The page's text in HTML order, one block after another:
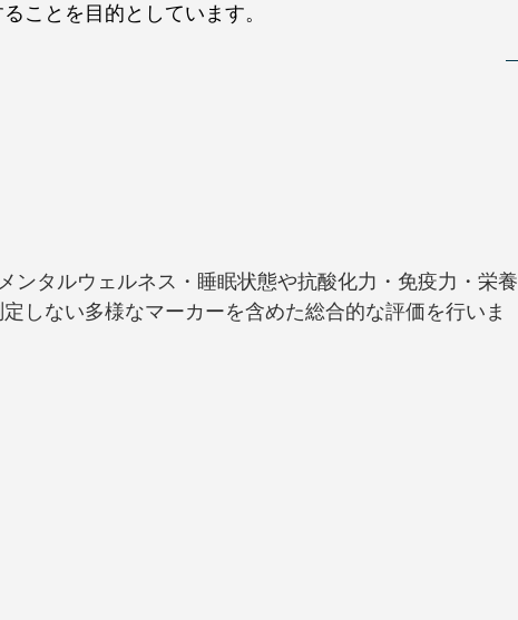
ことを目的としています。
ンタルウェルネス・睡眠状態や抗酸化力・免疫力・栄養
しない多様なマーカーを含めた総合的な評価を行いま